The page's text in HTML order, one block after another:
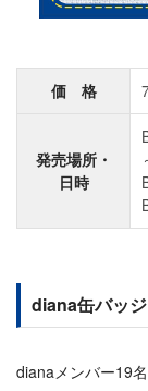
価 格
発売場所・
日時
diana缶バッ
dianaメンバー19